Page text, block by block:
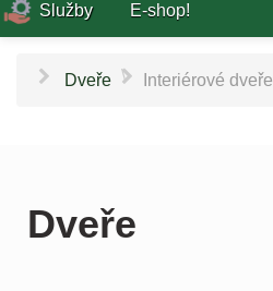
Služby E-shop!
Dveře \ Interiérové dveře
Dveře